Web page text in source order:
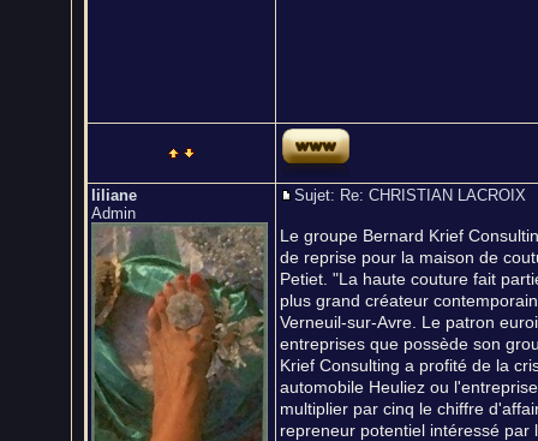
liliane
Admin
Sujet: Re: CHRISTIAN
Le groupe Bernard Krief
de reprise pour la maison de
Petiet. "La haute couture fait
plus grand créateur
Verneuil-sur-Avre. Le patron
entreprises que possède son
Krief Consulting a profité de la
automobile Heuliez ou
multiplier par cinq le chiffre
repreneur potentiel intéressé